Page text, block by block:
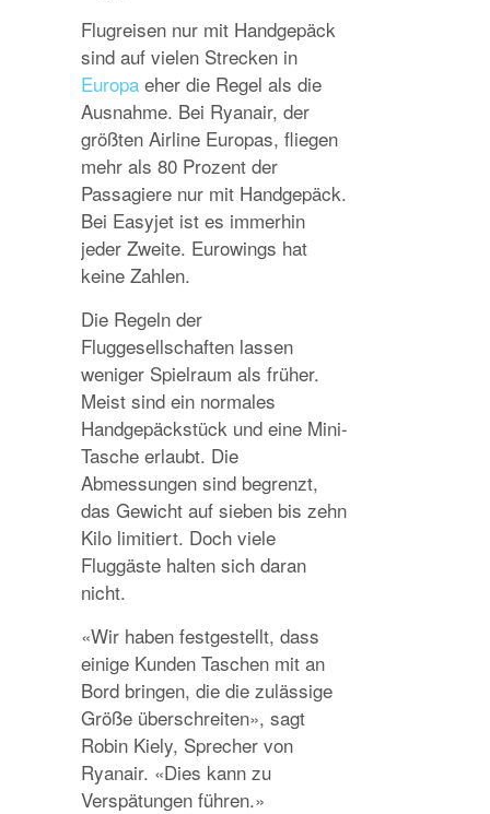
Flugreisen nur mit Handgepäck
sind auf vielen Strecken in
Europa eher die Regel als die
Ausnahme. Bei Ryanair, der
größten Airline Europas, fliegen
mehr als 80 Prozent der
Passagiere nur mit Handgepäck.
Bei Easyjet ist es immerhin
jeder Zweite. Eurowings hat
keine Zahlen.
Die Regeln der
Fluggesellschaften lassen
weniger Spielraum als früher.
Meist sind ein normales
Handgepäckstück und eine Mini-
Tasche erlaubt. Die
Abmessungen sind begrenzt,
das Gewicht auf sieben bis zehn
Kilo limitiert. Doch viele
Fluggäste halten sich daran
nicht.
«Wir haben festgestellt, dass
einige Kunden Taschen mit an
Bord bringen, die die zulässige
Größe überschreiten», sagt
Robin Kiely, Sprecher von
Ryanair. «Dies kann zu
Verspätungen führen.»